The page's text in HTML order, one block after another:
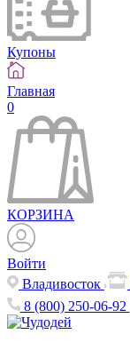
Купоны
Главная
0
КОРЗИНА
Войти
Владивосток
8 (800) 250-06-92